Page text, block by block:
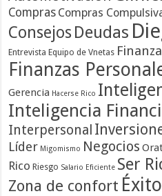
Compras Compras
Consejos Deudas
Entrevista Equipo de Vnetas
Finanzas
Gerencia Hacerse Rico
Inteligencia
Interpersonal
Líder Migomismo Negocios
Rico Riesgo Salario Eficiente Ser
Zona de confort Éxito